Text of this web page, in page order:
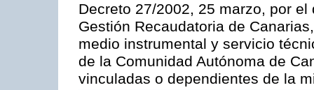
Decreto 27/2002, 25 marzo, por
Gestión Recaudatoria de
medio instrumental y servicio
de la Comunidad Autónoma de
vinculadas o dependientes de la